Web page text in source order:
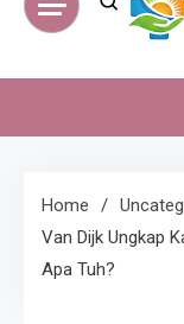
Home
Van Dijk Ungkap
Apa Tuh?